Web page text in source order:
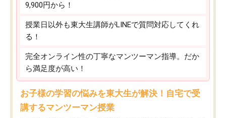
9,900円から！
授業日以外も東大生講師がLINEで質問対応してくれ
る！
完全オンライン性の丁寧なマンツーマン指導。だか
ら満足度が高い！
お子様の学習の悩みを東大生が解決！自宅で受
講するマンツーマン授業